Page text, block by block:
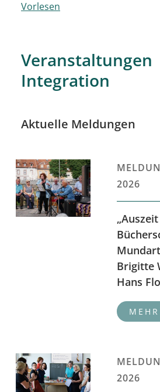
Vorlesen
Veranstaltungen
Integration
Aktuelle Meldungen
2026
Brigitte
Hans
2026